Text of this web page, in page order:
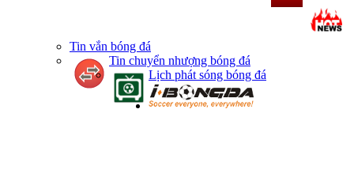
Tin vắn bóng đá
Tin chuyển nhượng bóng đá
Lịch phát sóng bóng đá